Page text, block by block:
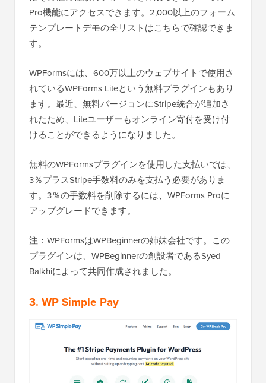
Pro機能にアクセスできます。2,000以上のフォーム
テンプレートデモの全リストはこちらで確認できま
す。
WPFormsには、600万以上のウェブサイトで使用さ
れているWPForms Liteという無料プラグインもあり
ます。最近、無料バージョンにStripe統合が追加さ
れたため、Liteユーザーもオンライン寄付を受け付
けることができるようになりました。
無料のWPFormsプラグインを使用した支払いでは、
3％プラスStripe手数料のみを支払う必要がありま
す。3％の手数料を削除するには、WPForms Proに
アップグレードできます。
注：WPFormsはWPBeginnerの姉妹会社です。この
プラグインは、WPBeginnerの創設者であるSyed
Balkhiによって共同作成されました。
3. WP Simple Pay